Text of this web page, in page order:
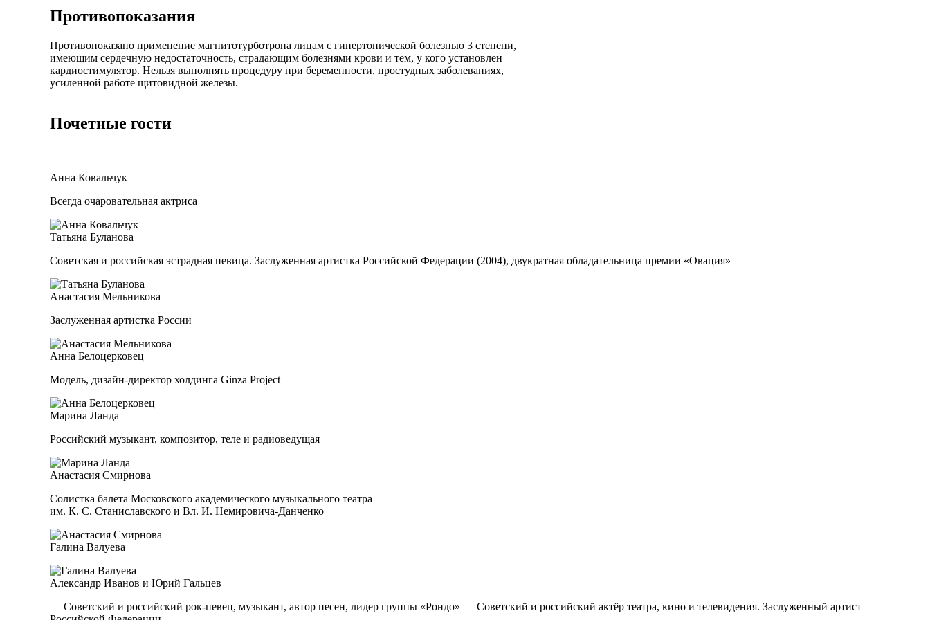
Противопоказания
Противопоказано применение магнитотурботрона лицам с гипертонической болезнью 3 степени,
имеющим сердечную недостаточность, страдающим болезнями крови и тем, у кого установлен
кардиостимулятор. Нельзя выполнять процедуру при беременности, простудных заболеваниях,
усиленной работе щитовидной железы.
Почетные гости
Анна Ковальчук
Всегда очаровательная актриса
Татьяна Буланова
Советская и российская эстрадная певица. Заслуженная артистка Российской Федерации (2004), двукратная обладательница премии «Овация»
Анастасия Мельникова
Заслуженная артистка России
Анна Белоцерковец
Модель, дизайн-директор холдинга Ginza Project
Марина Ланда
Российский музыкант, композитор, теле и радиоведущая
Анастасия Смирнова
Солистка балета Московского академического музыкального театра
им. К. С. Станиславского и Вл. И. Немировича-Данченко
Галина Валуева
Александр Иванов и Юрий Гальцев
— Советский и российский рок-певец, музыкант, автор песен, лидер группы «Рондо» — Советский и российский актёр театра, кино и телевидения. Заслуженный артист